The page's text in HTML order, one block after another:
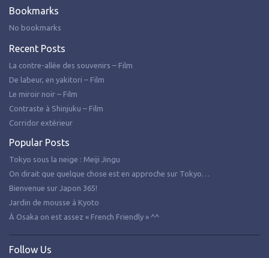
Bookmarks
No bookmarks
Recent Posts
La contre-allée des souvenirs – Film
De labeur, en yakitori – Film
Le miroir noir – Film
Contraste à Shinjuku – Film
Corridor extérieur
Popular Posts
Tokyo sous la neige : Meiji Jingu
On dirait que quelque chose est en approche sur Tokyo…
Bienvenue sur Japon 365!
Jardin de mousse à Kyoto
À Osaka on est assez « French Friendly » ^^
Follow Us